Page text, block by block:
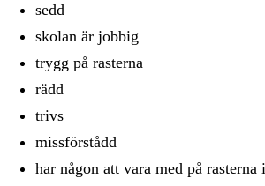
sedd
skolan är jobbig
trygg på rasterna
rädd
trivs
missförstådd
har någon att vara med på rasterna